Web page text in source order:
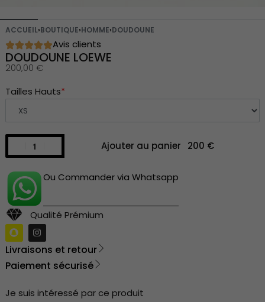
ACCUEIL›BOUTIQUE›HOMME›DOUDOUNE
Avis clients
DOUDOUNE LOEWE
200,00 €
*
Tailles Hauts
Ajouter au panier
Ou Commander via Whatsapp
Qualité Prémium
Livraisons et retour
Paiement sécurisé
Je suis intéressé par ce produit